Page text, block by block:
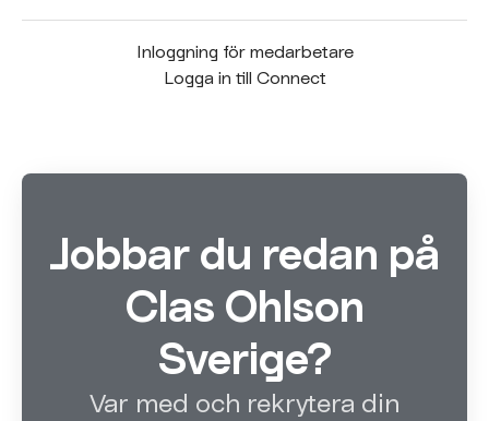
Inloggning för medarbetare
Logga in till Connect
Jobbar du redan på
Clas Ohlson
Sverige?
Var med och rekrytera din